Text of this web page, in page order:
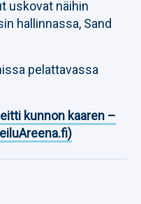
uskovat näihin
hallinnassa, Sand
pelattavassa
kunnon kaaren –